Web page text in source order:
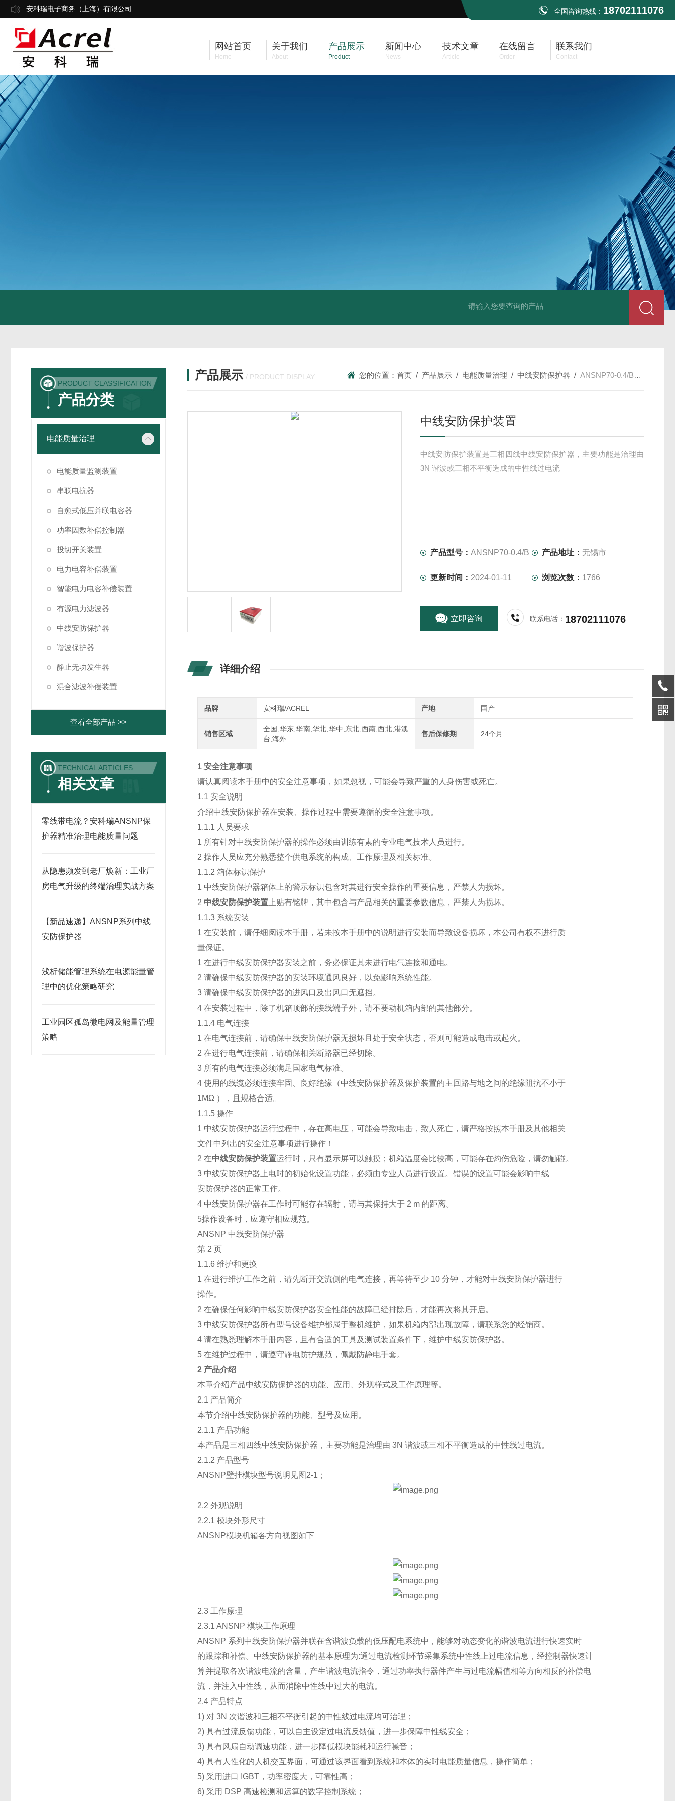
安科瑞电子商务（上海）有限公司 全国咨询热线： 18702111076
网站首页
Home
关于我们
About
产品展示
Product
新闻中心
News
技术文章
Article
在线留言
Order
联系我们
Contact
PRODUCT CLASSIFICATION
产品分类
电能质量治理
电能质量监测装置
串联电抗器
自愈式低压并联电容器
功率因数补偿控制器
投切开关装置
电力电容补偿装置
智能电力电容补偿装置
有源电力滤波器
中线安防保护器
谐波保护器
静止无功发生器
混合滤波补偿装置
查看全部产品 >>
TECHNICAL ARTICLES
相关文章
零线带电流？安科瑞ANSNP保
护器精准治理电能质量问题
从隐患频发到老厂焕新：工业厂
房电气升级的终端治理实战方案
【新品速递】ANSNP系列中线
安防保护器
浅析储能管理系统在电源能量管
理中的优化策略研究
工业园区孤岛微电网及能量管理
策略
产品展示 / PRODUCT DISPLAY 您的位置：首页 / 产品展示 / 电能质量治理 /中线安防保护器 /ANSNP70-0.4/B中线安防保护装置
中线安防保护装置
中线安防保护装置是三相四线中线安防保护器，主要功能是治理由
3N 谐波或三相不平衡造成的中性线过电流
产品型号： ANSNP70-0.4/B 产品地址： 无锡市
更新时间： 2024-01-11 浏览次数： 1766
立即咨询 联系电话： 18702111076
详细介绍
品牌 安科瑞/ACREL 产地 国产
销售区域
全国,华东,华南,华北,华中,东北,西南,西北,港澳
台,海外
售后保修期 24个月
1安全注意事项
请认真阅读本手册中的安全注意事项，如果忽视，可能会导致严重的人身伤害或死亡。
1.1 安全说明
介绍中线安防保护器在安装、操作过程中需要遵循的安全注意事项。
1.1.1 人员要求
1 所有针对中线安防保护器的操作必须由训练有素的专业电气技术人员进行。
2 操作人员应充分熟悉整个供电系统的构成、工作原理及相关标准。
1.1.2 箱体标识保护
1 中线安防保护器箱体上的警示标识包含对其进行安全操作的重要信息，严禁人为损坏。
2 中线安防保护装置 上贴有铭牌，其中包含与产品相关的重要参数信息，严禁人为损坏。
1.1.3 系统安装
1 在安装前，请仔细阅读本手册，若未按本手册中的说明进行安装而导致设备损坏，本公司有权不进行质
量保证。
1 在进行中线安防保护器安装之前，务必保证其未进行电气连接和通电。
2 请确保中线安防保护器的安装环境通风良好，以免影响系统性能。
3 请确保中线安防保护器的进风口及出风口无遮挡。
4 在安装过程中，除了机箱顶部的接线端子外，请不要动机箱内部的其他部分。
1.1.4 电气连接
1 在电气连接前，请确保中线安防保护器无损坏且处于安全状态，否则可能造成电击或起火。
2 在进行电气连接前，请确保相关断路器已经切除。
3 所有的电气连接必须满足国家电气标准。
4 使用的线缆必须连接牢固、良好绝缘（中线安防保护器及保护装置的主回路与地之间的绝缘阻抗不小于
1MΩ ），且规格合适。
1.1.5 操作
1 中线安防保护器运行过程中，存在高电压，可能会导致电击，致人死亡，请严格按照本手册及其他相关
文件中列出的安全注意事项进行操作！
2 在中线安防保护装置运行时，只有显示屏可以触摸；机箱温度会比较高，可能存在灼伤危险，请勿触碰。
3 中线安防保护器上电时的初始化设置功能，必须由专业人员进行设置。错误的设置可能会影响中线
安防保护器的正常工作。
4 中线安防保护器在工作时可能存在辐射，请与其保持大于 2 m 的距离。
5操作设备时，应遵守相应规范。
ANSNP 中线安防保护器
第 2 页
1.1.6 维护和更换
1 在进行维护工作之前，请先断开交流侧的电气连接，再等待至少 10 分钟，才能对中线安防保护器进行
操作。
2 在确保任何影响中线安防保护器安全性能的故障已经排除后，才能再次将其开启。
3 中线安防保护器所有型号设备维护都属于整机维护，如果机箱内部出现故障，请联系您的经销商。
4 请在熟悉理解本手册内容，且有合适的工具及测试装置条件下，维护中线安防保护器。
5 在维护过程中，请遵守静电防护规范，佩戴防静电手套。
2 产品介绍
本章介绍产品中线安防保护器的功能、应用、外观样式及工作原理等。
2.1 产品简介
本节介绍中线安防保护器的功能、型号及应用。
2.1.1 产品功能
本产品是三相四线中线安防保护器，主要功能是治理由 3N 谐波或三相不平衡造成的中性线过电流。
2.1.2 产品型号
ANSNP壁挂模块型号说明见图2-1；
2.2 外观说明
2.2.1 模块外形尺寸
ANSNP模块机箱各方向视图如下
2.3 工作原理
2.3.1 ANSNP 模块工作原理
ANSNP 系列中线安防保护器并联在含谐波负载的低压配电系统中，能够对动态变化的谐波电流进行快速实时
的跟踪和补偿。中线安防保护器的基本原理为:通过电流检测环节采集系统中性线上过电流信息，经控制器快速计
算并提取各次谐波电流的含量，产生谐波电流指令，通过功率执行器件产生与过电流幅值相等方向相反的补偿电
流，并注入中性线，从而消除中性线中过大的电流。
2.4 产品特点
1) 对 3N 次谐波和三相不平衡引起的中性线过电流均可治理；
2) 具有过流反馈功能，可以自主设定过电流反馈值，进一步保障中性线安全；
3) 具有风扇自动调速功能，进一步降低模块能耗和运行噪音；
4) 具有人性化的人机交互界面，可通过该界面看到系统和本体的实时电能质量信息，操作简单；
5) 采用进口 IGBT，功率密度大，可靠性高；
6) 采用 DSP 高速检测和运算的数字控制系统；